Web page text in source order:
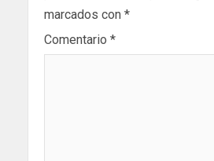
marcados con *
Comentario *